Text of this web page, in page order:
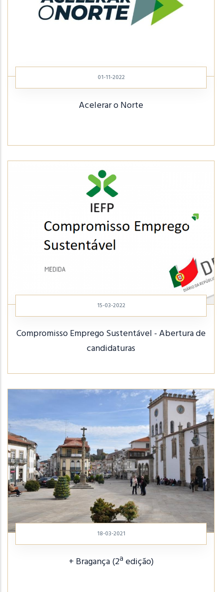
01-11-2022
Acelerar o Norte
15-03-2022
Compromisso Emprego Sustentável - Abertura de
candidaturas
18-03-2021
+ Bragança (2ª edição)